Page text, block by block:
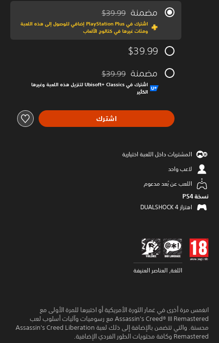
مضمنة مخصوم من السعر الأصلي البالغ $39.99‏
$39.99
اشترك في PlayStation Plus إضافي للوصول إلى هذه اللعبة
ومئات غيرها في كتالوج الألعاب
$39.99
مضمنة مخصوم من السعر الأصلي البالغ $39.99‏
$39.99
اشترك في Ubisoft+‎ Classics لتنزيل هذه اللعبة وغيرها
الكثير
اشترك
المشتريات داخل اللعبة اختيارية
لاعب واحد
اللعب عن بُعد مدعوم
نسخة PS4‏
اهتزاز DUALSHOCK 4‏
اللغة, العناصر العنيفة
انغمس مرة أخرى في غمار الثورة الأمريكية أو اختبرها للمرة الأولى مع
Assassin's Creed® III Remastered مع رسوميات وآليات أسلوب لعب
محسنة. والتي تتضمن بالإضافة إلى ذلك لعبة Assassin's Creed Liberation
Remastered وكافة محتويات الطور الفردي الإضافية.